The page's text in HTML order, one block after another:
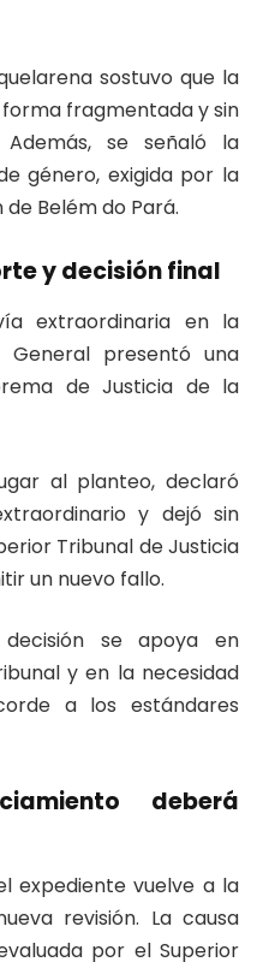
sostuvo que la
fragmentada y sin
se señaló la
género, exigida por la
Belém do Pará.
y decisión final
extraordinaria en la
General presentó una
de Justicia de la
al planteo, declaró
y dejó sin
Tribunal de Justicia
un nuevo fallo.
se apoya en
y en la necesidad
a los estándares
deberá
expediente vuelve a la
revisión. La causa
por el Superior